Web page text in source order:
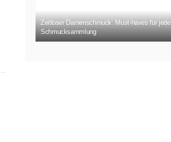
Zeitloser Damenschmuck: Must-haves für jede
Schmucksammlung